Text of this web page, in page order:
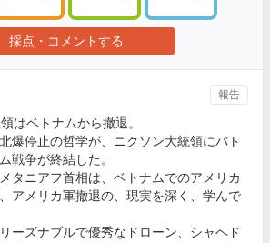
採点・コメントする
はベトナムから撤退。
爆停止の哲学が、ニクソン大統領にバト
戦争が終結した。
タニアフ首相は、ベトナムでのアメリカ
アメリカ軍撤退の、現実を深く、学んで
ーズナブルで優秀なドローン、シャヘド
報告